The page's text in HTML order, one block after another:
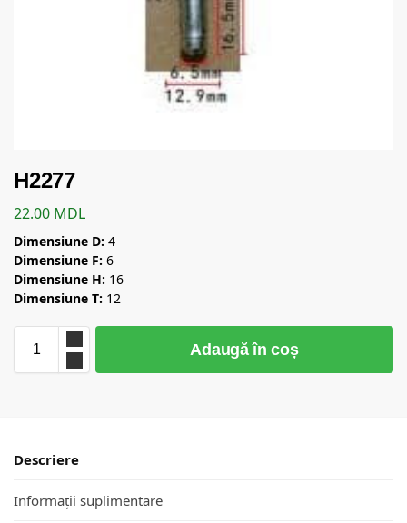
H2277
22.00 MDL
Dimensiune D: 4
Dimensiune F: 6
Dimensiune H: 16
Dimensiune T: 12
Adaugă în coș
Descriere
Informații suplimentare